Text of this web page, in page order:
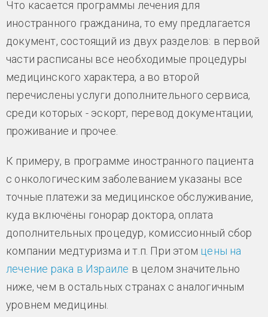
Что касается программы лечения для
иностранного гражданина, то ему предлагается
документ, состоящий из двух разделов: в первой
части расписаны все необходимые процедуры
медицинского характера, а во второй
перечислены услуги дополнительного сервиса,
среди которых - эскорт, перевод документации,
проживание и прочее.
К примеру, в программе иностранного пациента
с онкологическим заболеванием указаны все
точные платежи за медицинское обслуживание,
куда включёны гонорар доктора, оплата
дополнительных процедур, комиссионный сбор
компании медтуризма и т.п. При этом цены на
лечение рака в Израиле в целом значительно
ниже, чем в остальных странах с аналогичным
уровнем медицины.